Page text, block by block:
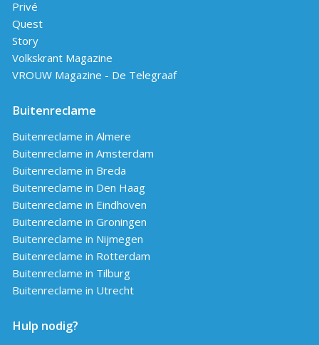
Privé
Quest
Story
Volkskrant Magazine
VROUW Magazine - De Telegraaf
Buitenreclame
Buitenreclame in Almere
Buitenreclame in Amsterdam
Buitenreclame in Breda
Buitenreclame in Den Haag
Buitenreclame in Eindhoven
Buitenreclame in Groningen
Buitenreclame in Nijmegen
Buitenreclame in Rotterdam
Buitenreclame in Tilburg
Buitenreclame in Utrecht
Hulp nodig?